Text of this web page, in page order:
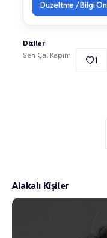
Düzeltme / Bilgi
Diziler
Sen Çal Kapımı
1
Alakalı Kişiler